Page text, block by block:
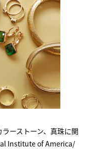
ーストーン、真珠に関
Institute of America/